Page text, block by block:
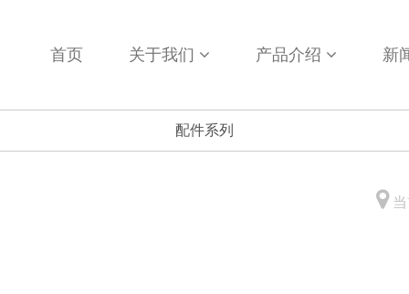
首页 关于我们 产品介绍 新
配件系列
当